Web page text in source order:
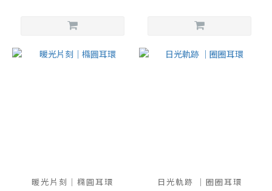
暖光片刻｜橢圓耳環 日光軌跡 ｜圈圈耳環